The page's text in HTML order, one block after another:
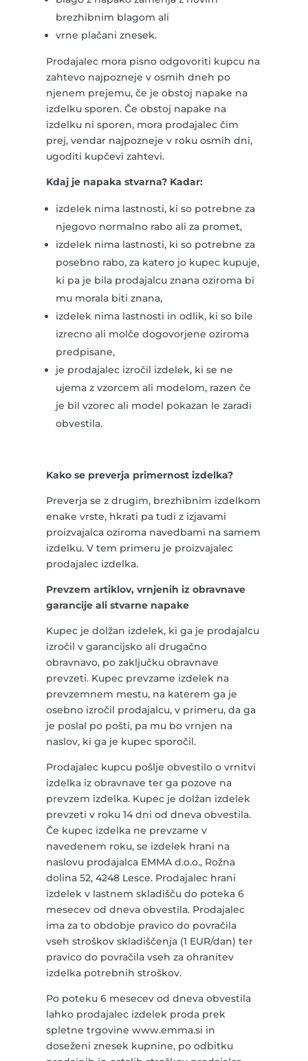
brezhibnim blagom ali
vrne plačani znesek.
Prodajalec mora pisno odgovoriti kupcu na
zahtevo najpozneje v osmih dneh po
njenem prejemu, če je obstoj napake na
izdelku sporen. Če obstoj napake na
izdelku ni sporen, mora prodajalec čim
prej, vendar najpozneje v roku osmih dni,
ugoditi kupčevi zahtevi.
Kdaj je napaka stvarna? Kadar:
izdelek nima lastnosti, ki so potrebne za
njegovo normalno rabo ali za promet,
izdelek nima lastnosti, ki so potrebne za
posebno rabo, za katero jo kupec kupuje,
ki pa je bila prodajalcu znana oziroma bi
mu morala biti znana,
izdelek nima lastnosti in odlik, ki so bile
izrecno ali molče dogovorjene oziroma
predpisane,
je prodajalec izročil izdelek, ki se ne
ujema z vzorcem ali modelom, razen če
je bil vzorec ali model pokazan le zaradi
obvestila.
Kako se preverja primernost izdelka?
Preverja se z drugim, brezhibnim izdelkom
enake vrste, hkrati pa tudi z izjavami
proizvajalca oziroma navedbami na samem
izdelku. V tem primeru je proizvajalec
prodajalec izdelka.
Prevzem artiklov, vrnjenih iz obravnave
garancije ali stvarne napake
Kupec je dolžan izdelek, ki ga je prodajalcu
izročil v garancijsko ali drugačno
obravnavo, po zaključku obravnave
prevzeti. Kupec prevzame izdelek na
prevzemnem mestu, na katerem ga je
osebno izročil prodajalcu, v primeru, da ga
je poslal po pošti, pa mu bo vrnjen na
naslov, ki ga je kupec sporočil.
Prodajalec kupcu pošlje obvestilo o vrnitvi
izdelka iz obravnave ter ga pozove na
prevzem izdelka. Kupec je dolžan izdelek
prevzeti v roku 14 dni od dneva obvestila.
Če kupec izdelka ne prevzame v
navedenem roku, se izdelek hrani na
naslovu prodajalca EMMA d.o.o., Rožna
dolina 52, 4248 Lesce. Prodajalec hrani
izdelek v lastnem skladišču do poteka 6
mesecev od dneva obvestila. Prodajalec
ima za to obdobje pravico do povračila
vseh stroškov skladiščenja (1 EUR/dan) ter
pravico do povračila vseh za ohranitev
izdelka potrebnih stroškov.
Po poteku 6 mesecev od dneva obvestila
lahko prodajalec izdelek proda prek
spletne trgovine www.emma.si in
doseženi znesek kupnine, po odbitku